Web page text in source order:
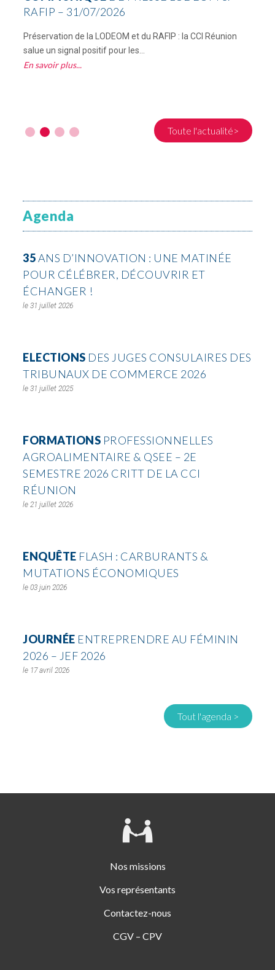
RAFIP – 31/07/2026
Préservation de la LODEOM et du RAFIP : la CCI Réunion
salue un signal positif pour les...
En savoir plus
Toute l'actualité>
Agenda
35ANS D’INNOVATION : UNE MATINÉE
POUR CÉLÉBRER, DÉCOUVRIR ET
ÉCHANGER !
31 juillet 2026
ELECTIONS DES JUGES CONSULAIRES DES
TRIBUNAUX DE COMMERCE 2026
31 juillet 2025
FORMATIONS PROFESSIONNELLES
AGROALIMENTAIRE & QSEE – 2E
SEMESTRE 2026 CRITT DE LA CCI
RÉUNION
21 juillet 2026
ENQUÊTE FLASH : CARBURANTS &
MUTATIONS ÉCONOMIQUES
03 juin 2026
JOURNÉE ENTREPRENDRE AU FÉMININ
2026 – JEF 2026
17 avril 2026
Tout l'agenda >
Nos missions
Vos représentants
Contactez-nous
CGV – CPV